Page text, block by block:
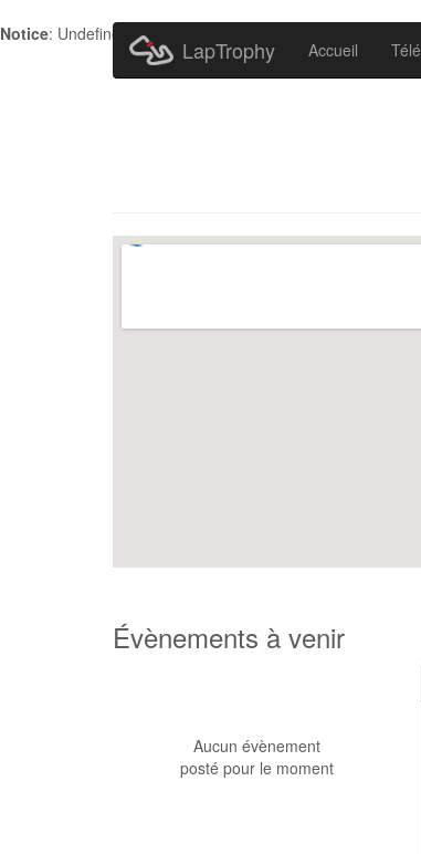
Notice: Undefined index: HTTP_ACCEPT_LANGUAGE in
LapTrophy Accueil
Évènements à venir
Aucun évènement
posté pour le moment